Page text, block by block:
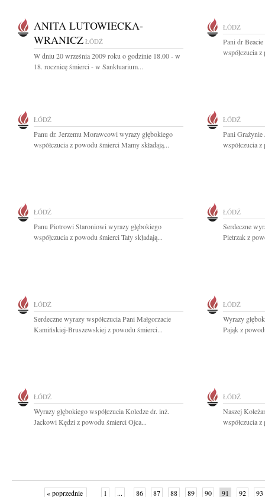
ANITA LUTOWIECKA-
WRANICZ ŁÓDŹ
W dniu 20 września 2009 roku o godzinie 18.00 - w
18. rocznicę śmierci - w Sanktuarium...
ŁÓDŹ
Pani dr
współczucia
ŁÓDŹ
Panu dr. Jerzemu Morawcowi wyrazy głębokiego
współczucia z powodu śmierci Mamy składają...
ŁÓDŹ
Pani Grażynie
współczucia
ŁÓDŹ
Panu Piotrowi Staroniowi wyrazy głębokiego
współczucia z powodu śmierci Taty składają...
ŁÓDŹ
Serdeczne
Pietrzak z
ŁÓDŹ
Serdeczne wyrazy współczucia Pani Małgorzacie
Kamińskiej-Bruszewskiej z powodu śmierci...
ŁÓDŹ
Wyrazy
Pająk z
ŁÓDŹ
Wyrazy głębokiego współczucia Koledze dr. inż.
Jackowi Kędzi z powodu śmierci Ojca...
ŁÓDŹ
Naszej
współczucia
« poprzednie 1 ... 86 87 88 89 90 91 92 93